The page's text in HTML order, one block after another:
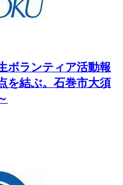
ボランティア活動報
結ぶ。石巻市大須